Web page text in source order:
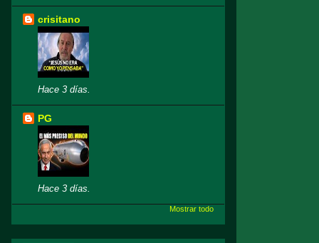
crisitano
Hace 3 días.
PG
Hace 3 días.
Mostrar todo